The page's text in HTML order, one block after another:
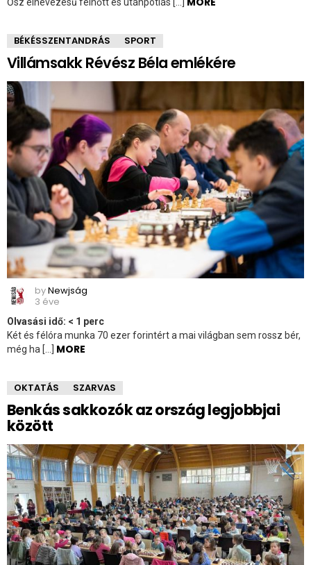
BÉKÉSSZENTANDRÁS SPORT
Villámsakk Révész Béla emlékére
byNewjság
3 éve
Olvasási idő: < 1 perc
Két és félóra munka 70 ezer forintért a mai világban sem rossz bér,
még ha […] MORE
OKTATÁS SZARVAS
Benkás sakkozók az ország legjobbjai
között